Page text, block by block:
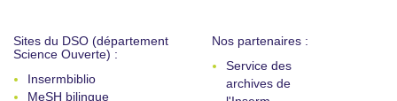
Sites du DSO (département
Science Ouverte) :
Insermbiblio
MeSH bilingue
Nos partenaires :
Service des
archives de